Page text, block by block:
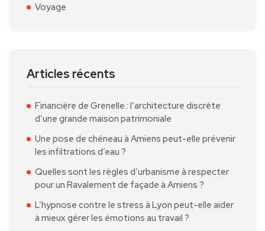
Voyage
Articles récents
Financière de Grenelle : l’architecture discrète
d’une grande maison patrimoniale
Une pose de chéneau à Amiens peut-elle prévenir
les infiltrations d’eau ?
Quelles sont les règles d’urbanisme à respecter
pour un Ravalement de façade à Amiens ?
L’hypnose contre le stress à Lyon peut-elle aider
à mieux gérer les émotions au travail ?